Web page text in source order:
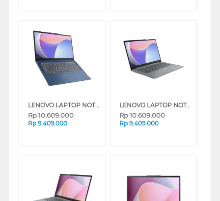
LENOVO LAPTOP NOTEBOOK IDEAPAD SLIM 3 14IRU8 INTEL® CORE I3-1315U
Rp10.609.000
Rp 9.409.000
LENOVO LAPTOP NOTEBOOK IDEAPAD SLIM 3 14IRU8 INTEL® CORE I3-1315U
Rp10.609.000
Rp 9.409.000